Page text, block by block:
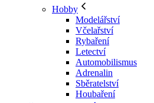
Hobby
Modelářství
Včelařství
Rybaření
Letectví
Automobilismus
Adrenalin
Sběratelství
Houbaření